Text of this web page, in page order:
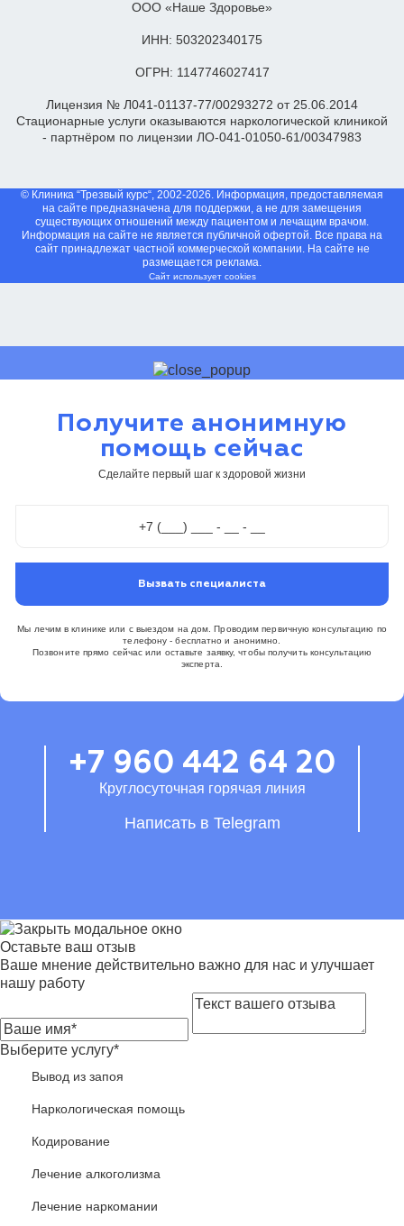
ООО «Наше Здоровье»
ИНН: 503202340175
ОГРН: 1147746027417
Лицензия № Л041-01137-77/00293272 от 25.06.2014
Стационарные услуги оказываются наркологической клиникой
- партнёром по лицензии ЛО-041-01050-61/00347983
© Клиника “Трезвый курс“, 2002-2026. Информация, предоставляемая
на сайте предназначена для поддержки, а не для замещения
существующих отношений между пациентом и лечащим врачом.
Информация на сайте не является публичной офертой. Все права на
сайт принадлежат частной коммерческой компании. На сайте не
размещается реклама.
Сайт использует cookies
Получите анонимную
помощь сейчас
Сделайте первый шаг к здоровой жизни
Вызвать специалиста
Мы лечим в клинике или с выездом на дом. Проводим первичную консультацию по
телефону - бесплатно и анонимно.
Позвоните прямо сейчас или оставьте заявку, чтобы получить консультацию
эксперта.
+7 960 442 64 20
Круглосуточная горячая линия
Написать в Telegram
Оставьте ваш отзыв
Ваше мнение действительно важно для нас и улучшает
нашу работу
Выберите услугу*
Вывод из запоя
Наркологическая помощь
Кодирование
Лечение алкоголизма
Лечение наркомании